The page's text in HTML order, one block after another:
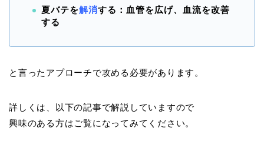
夏バテを解消する：血管を広げ、血流を改善
する
と言ったアプローチで攻める必要があります。
詳しくは、以下の記事で解説していますので
興味のある方はご覧になってみてください。